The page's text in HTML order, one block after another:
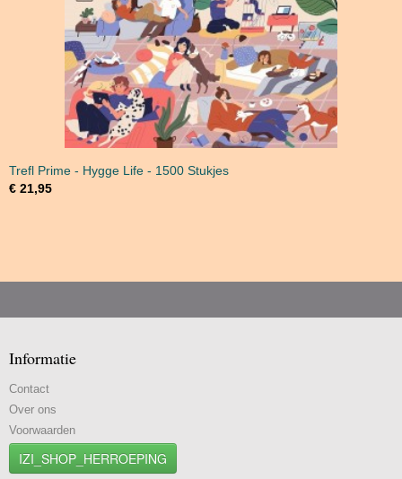
Trefl Prime - Hygge Life - 1500 Stukjes
€ 21,95
Informatie
Contact
Over ons
Voorwaarden
IZI_SHOP_HERROEPING